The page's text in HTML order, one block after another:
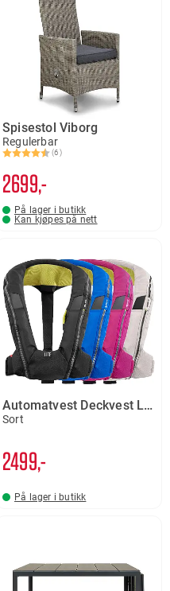
Spisestol Viborg
Regulerbar
Karakter:
(6)
4.7 av 5 mulige
2699,-
På lager i butikk
Kan kjøpes på nett
Automatvest Deckvest Lite
Sort
2499,-
På lager i butikk